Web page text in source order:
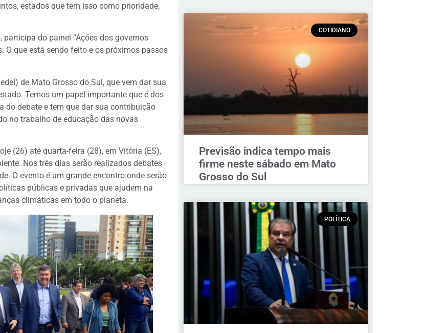
estados que tem isso como prioridade,
participa do painel “Ações dos governos
que está sendo feito e os próximos passos
de Mato Grosso do Sul, que vem dar sua
Temos um papel importante que é dos
do debate e tem que dar sua contribuição
no trabalho de educação das novas
(26) até quarta-feira (28), em Vitória (ES),
Nos três dias serão realizados debates
O evento é um grande encontro onde serão
públicas e privadas que ajudem na
climáticas em todo o planeta.
COTIDIANO
Previsão indica tempo mais
firme neste sábado em Mato
Grosso do Sul
POLÍTICA